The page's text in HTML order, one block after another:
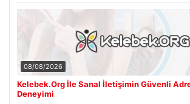
08/08/2026
Kelebek.Org İle Sanal İletişimin Güvenli
Deneyimi